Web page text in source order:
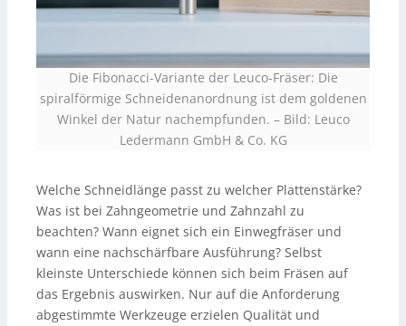
Die Fibonacci-Variante der Leuco-Fräser: Die
spiralförmige Schneidenanordnung ist dem goldenen
Winkel der Natur nachempfunden. – Bild: Leuco
Ledermann GmbH & Co. KG
Welche Schneidlänge passt zu welcher Plattenstärke?
Was ist bei Zahngeometrie und Zahnzahl zu
beachten? Wann eignet sich ein Einwegfräser und
wann eine nachschärfbare Ausführung? Selbst
kleinste Unterschiede können sich beim Fräsen auf
das Ergebnis auswirken. Nur auf die Anforderung
abgestimmte Werkzeuge erzielen Qualität und